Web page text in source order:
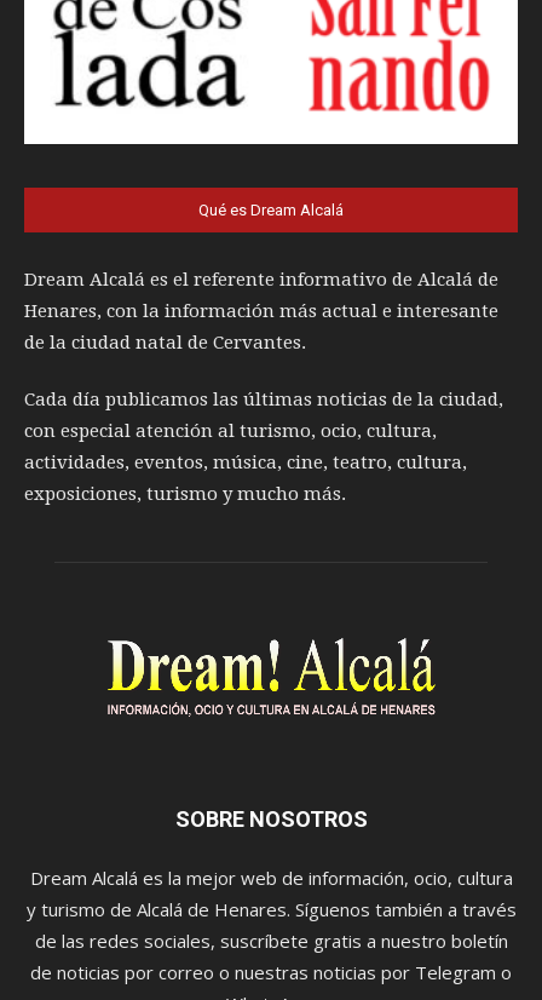
Qué es Dream Alcalá
Dream Alcalá es el referente informativo de Alcalá de
Henares, con la información más actual e interesante
de la ciudad natal de Cervantes.
Cada día publicamos las últimas noticias de la ciudad,
con especial atención al turismo, ocio, cultura,
actividades, eventos, música, cine, teatro, cultura,
exposiciones, turismo y mucho más.
SOBRE NOSOTROS
Dream Alcalá es la mejor web de información, ocio, cultura
y turismo de Alcalá de Henares. Síguenos también a través
de las redes sociales, suscríbete gratis a nuestro boletín
de noticias por correo o nuestras noticias por Telegram o